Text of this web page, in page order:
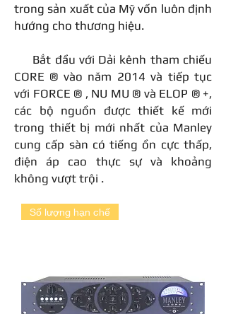
trong sản xuất của Mỹ vốn luôn định
hướng cho thương hiệu.
Bắt đầu với Dải kênh tham chiếu
CORE ® vào năm 2014 và tiếp tục
với FORCE ® , NU MU ® và ELOP ® +,
các bộ nguồn được thiết kế mới
trong thiết bị mới nhất của Manley
cung cấp sàn có tiếng ồn cực thấp,
điện áp cao thực sự và khoảng
không vượt trội .
Số lượng hạn chế